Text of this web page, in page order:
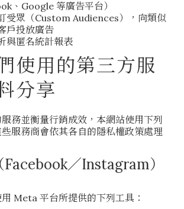
、Google 等廣告平台）
受眾（Custom Audiences），向類似
戶投放廣告
與匿名統計報表
使用的第三方服
分享
務並衡量行銷成效，本網站使用下列
服務商會依其各自的隱私權政策處理
／Instagram）
Meta 平台所提供的下列工具：